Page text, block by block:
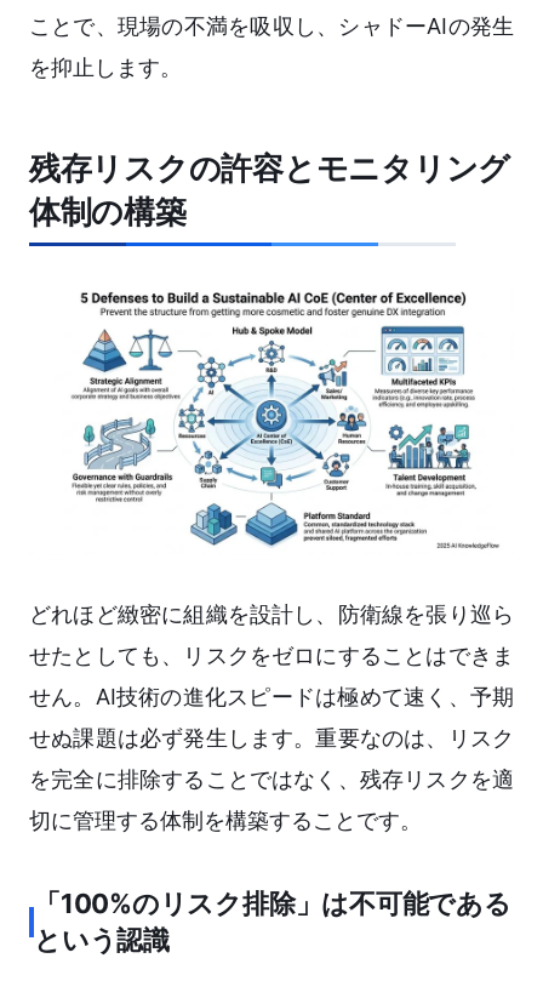
ことで、現場の不満を吸収し、シャドーAIの発生
を抑止します。
残存リスクの許容とモニタリング
体制の構築
どれほど緻密に組織を設計し、防衛線を張り巡ら
せたとしても、リスクをゼロにすることはできま
せん。AI技術の進化スピードは極めて速く、予期
せぬ課題は必ず発生します。重要なのは、リスク
を完全に排除することではなく、残存リスクを適
切に管理する体制を構築することです。
「100%のリスク排除」は不可能である
という認識